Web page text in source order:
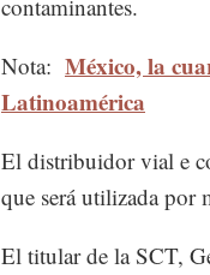
contaminantes.
Nota: México, la
Latinoamérica
El distribuidor vial e
que será utilizada por
El titular de la SCT,